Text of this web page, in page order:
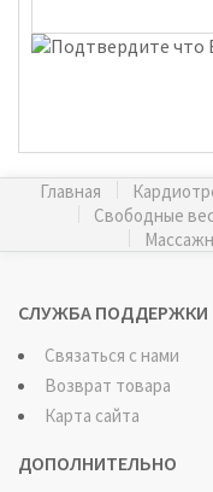
Главная
Свободные
СЛУЖБА ПОДДЕРЖКИ
Связаться с нами
Возврат товара
Карта сайта
ДОПОЛНИТЕЛЬНО